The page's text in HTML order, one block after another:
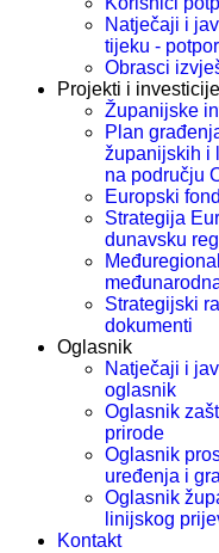
Natječaji i
tijeku -
Obrasci
Projekti i investicije
Županijske
Plan
županijskih i
na području
Europski
Strategija
dunavsku
Strategijski
dokumenti
Oglasnik
Natječaji i
oglasnik
Oglasnik
prirode
Oglasnik
uređenja i
Oglasnik
linijskog
Kontakt